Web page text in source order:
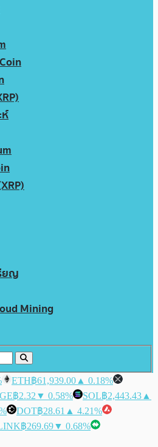
ยญ
Mining
ETH฿61,939.00 ▲ 0.18%
฿2.32 ▼ 0.58% SOL฿2,443.43 ▲
DOT฿28.61 ▲ 4.21%
฿269.69▼ 0.68%